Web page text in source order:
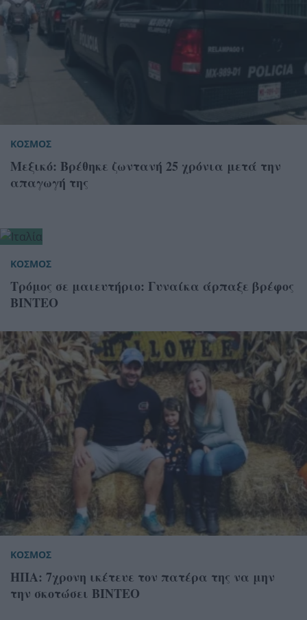
ΚΟΣΜΟΣ
Μεξικό: Βρέθηκε ζωντανή 25 χρόνια μετά την
απαγωγή της
ΚΟΣΜΟΣ
Τρόμος σε μαιευτήριο: Γυναίκα άρπαξε βρέφος
ΒΙΝΤΕΟ
ΚΟΣΜΟΣ
ΗΠΑ: 7χρονη ικέτευε τον πατέρα της να μην
την σκοτώσει ΒΙΝΤΕΟ